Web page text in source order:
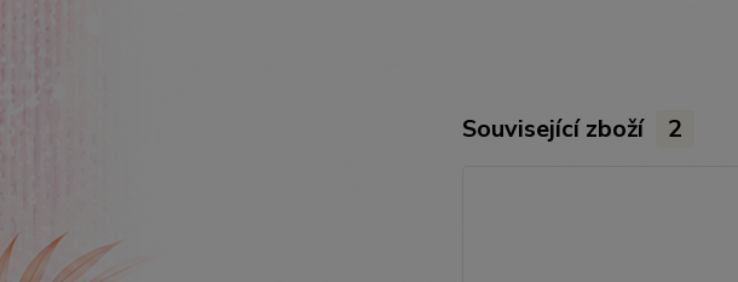
Související zboží 2